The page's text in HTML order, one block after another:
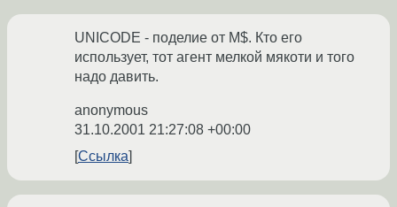
UNICODE - поделие от M$. Кто его
использует, тот агент мелкой мякоти и того
надо давить.
anonymous
31.10.2001 21:27:08 +00:00
Ссылка